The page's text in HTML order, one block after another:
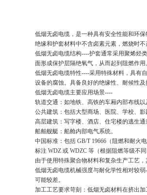
低烟无卤电缆，是一种具有安全性能和环
绝缘和护套材料中不含卤素元素，燃烧时
低烟无卤电缆结构----护套通常采用聚烯烃
面形成保护层隔绝氧气，从而起到阻燃作用
低烟无卤电缆特性----采用特殊材料，具有
设备的腐蚀。具备良好的绝缘性、耐候性
低烟无卤电缆主要应用场景----
轨道交通：如地铁、高铁的车厢内部布线以
公共建筑：包括大型商场、医院、学校、
高层建筑：写字楼、酒店、住宅楼的逃生通
船舶舰艇：船舱内部电气系统。
中国标准：包括 GB/T 19666 （阻燃和耐火
标注 WDZ 或 WDZC 等（根据阻燃等级不
由于使用特殊聚合物材料和复杂生产工艺
低烟无卤电缆机械强度与耐化学性相对较弱
可能较差。
加工工艺要求苛刻：低烟无卤材料在挤出